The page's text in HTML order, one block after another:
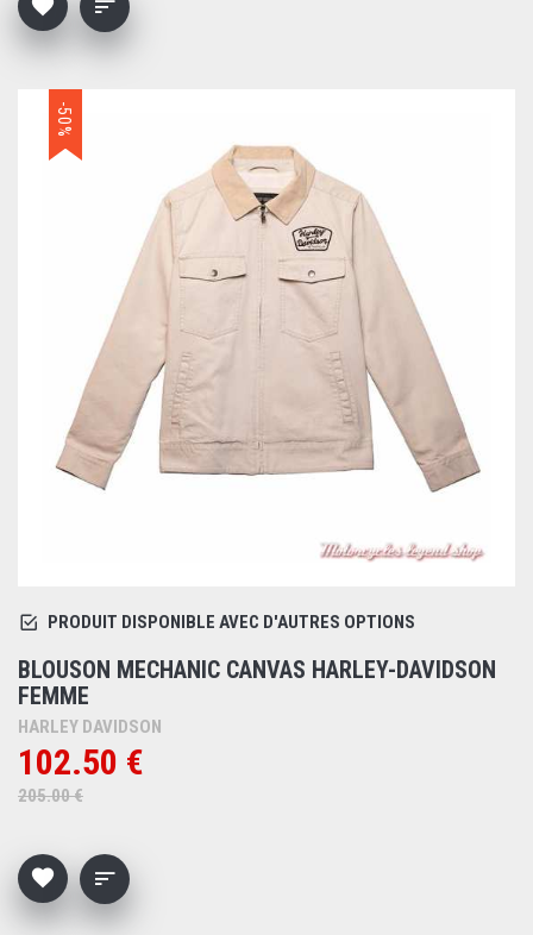
-50%
PRODUIT DISPONIBLE AVEC D'AUTRES OPTIONS
BLOUSON MECHANIC CANVAS HARLEY-DAVIDSON
FEMME
HARLEY DAVIDSON
102.50 €
205.00 €